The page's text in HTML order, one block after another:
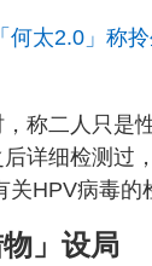
何太2.0」称
称二人只是
详细检测过
HPV病毒的
」设局